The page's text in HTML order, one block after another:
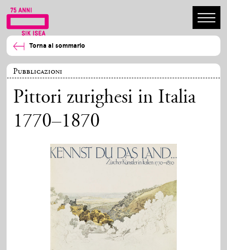
Torna al sommario
Pubblicazioni
Pittori zurighesi in Italia
1770–1870